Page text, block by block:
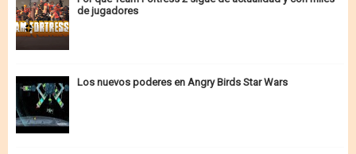
de jugadores
Los nuevos poderes en Angry Birds Star Wars